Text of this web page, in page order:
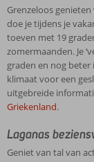
Grenzeloos
doe je tijdens je
toeven met 19
zomermaanden. Je
graden en nog
klimaat voor een
uitgebreide
Griekenland.
Laganas
Geniet van tal van